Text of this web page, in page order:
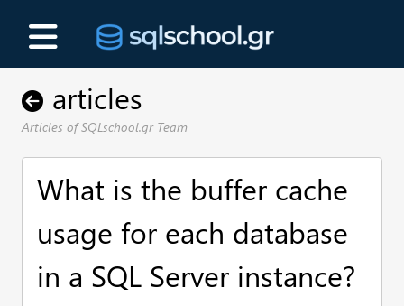
articles
Articles of SQLschool.gr Team
What is the buffer cache
usage for each database
in a SQL Server instance?